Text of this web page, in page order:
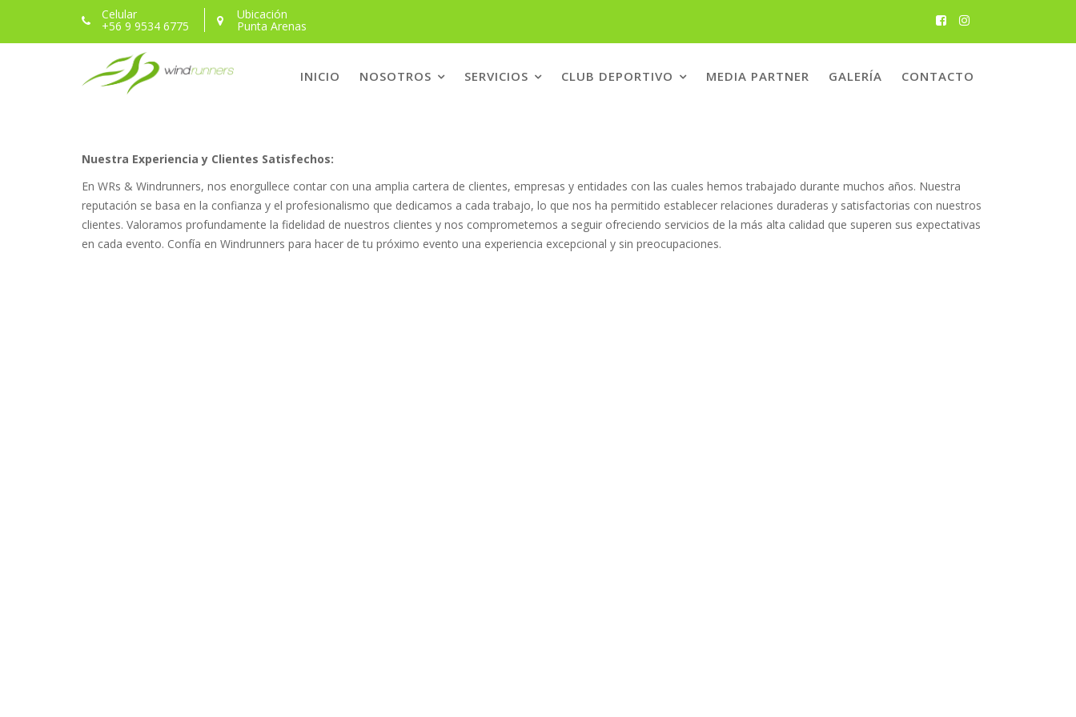
content
Celular
+56 9 9534 6775
Ubicación
Punta Arenas
INICIO NOSOTROS SERVICIOS CLUB DEPORTIVO MEDIA PARTNER GALERÍA CONTACTO
Clientes
Nuestra Experiencia y Clientes Satisfechos:
En WRs & Windrunners, nos enorgullece contar con una amplia cartera de clientes, empresas y entidades con las cuales hemos trabajado durante muchos años. Nuestra
reputación se basa en la confianza y el profesionalismo que dedicamos a cada trabajo, lo que nos ha permitido establecer relaciones duraderas y satisfactorias con nuestros
clientes. Valoramos profundamente la fidelidad de nuestros clientes y nos comprometemos a seguir ofreciendo servicios de la más alta calidad que superen sus expectativas
en cada evento. Confía en Windrunners para hacer de tu próximo evento una experiencia excepcional y sin preocupaciones.